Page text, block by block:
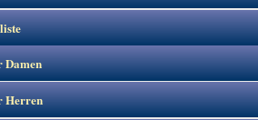
Damen
Herren